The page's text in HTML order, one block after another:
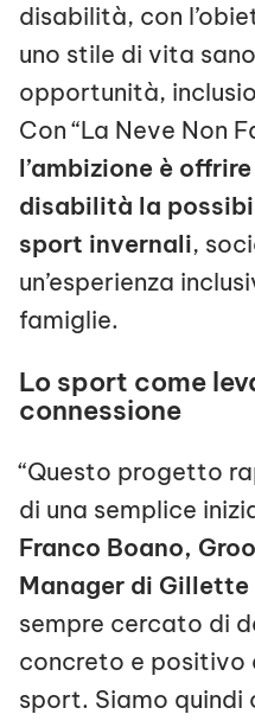
disabilità, con
uno stile di vita
opportunità,
Con “La Neve Non
l’ambizione è
disabilità la
sport invernali,
un’esperienza
famiglie.
Lo sport come
connessione
“Questo progetto
di una semplice
Franco Boano,
Manager di
sempre cercato di
concreto e positivo
sport. Siamo quindi